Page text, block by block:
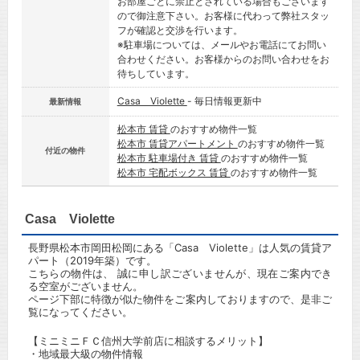
ので御注意下さい。お客様に代わって弊社スタッ
フが確認と交渉を行います。
※駐車場については、メールやお電話にてお問い
合わせください。お客様からのお問い合わせをお
待ちしています。
最新情報 Casa Violette - 毎日情報更新中
付近の物件
松本市 賃貸 のおすすめ物件一覧
松本市 賃貸アパートメント のおすすめ物件一覧
松本市 駐車場付き 賃貸 のおすすめ物件一覧
松本市 宅配ボックス 賃貸 のおすすめ物件一覧
Casa Violette
長野県松本市岡田松岡にある「Casa Violette」は人気の賃貸ア
パート（2019年築）です。
こちらの物件は、 誠に申し訳ございませんが、現在ご案内でき
る空室がございません。
ページ下部に特徴が似た物件をご案内しておりますので、是非ご
覧になってください。
【ミニミニＦＣ信州大学前店に相談するメリット】
・地域最大級の物件情報